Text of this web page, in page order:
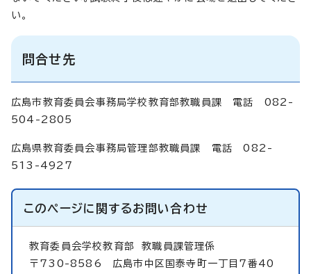
い。
問合せ先
広島市教育委員会事務局学校教育部教職員課 電話 082-
504-2805
広島県教育委員会事務局管理部教職員課 電話 082-
513-4927
このページに関するお問い合わせ
教育委員会学校教育部教職員課管理係
〒730-8586 広島市中区国泰寺町一丁目7番40